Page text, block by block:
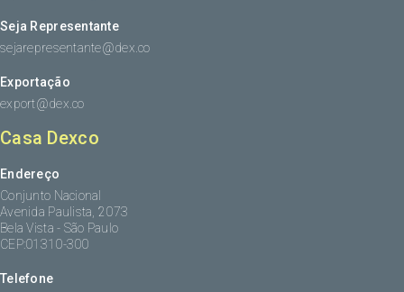
Seja Representante
sejarepresentante@dex.co
Exportação
export@dex.co
Casa Dexco
Endereço
Conjunto Nacional
Avenida Paulista, 2073
Bela Vista - São Paulo
CEP:01310-300
Telefone